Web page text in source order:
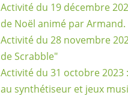
Activité du 19 décembre
de Noël animé par Armand.
Activité du 28 novembre
de Scrabble"
Activité du 31 octobre 2023
au synthétiseur et jeux